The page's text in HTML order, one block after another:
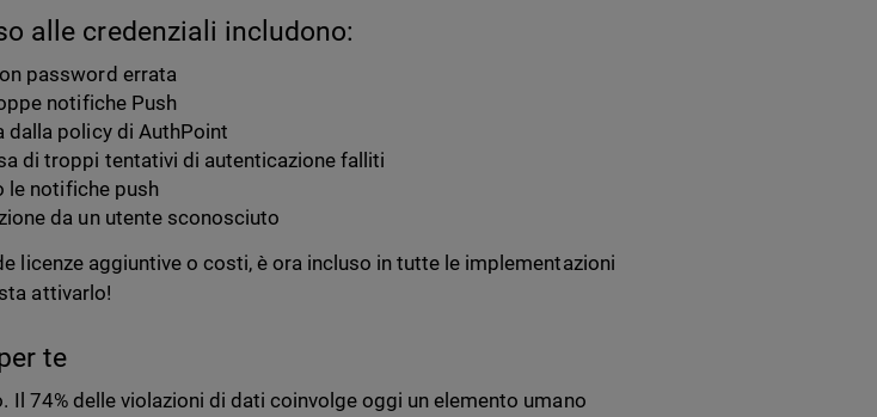
alle credenziali includono:
password errata
notifiche Push
dalla policy di AuthPoint
di troppi tentativi di autenticazione falliti
le notifiche push
da un utente sconosciuto
licenze aggiuntive o costi, è ora incluso in tutte le implementazioni
attivarlo!
te
Il 74% delle violazioni di dati coinvolge oggi un elemento umano